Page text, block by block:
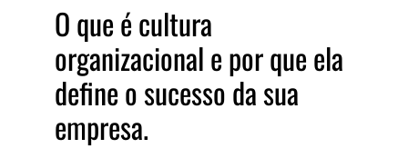
O que é cultura
organizacional e por que ela
define o sucesso da sua
empresa.